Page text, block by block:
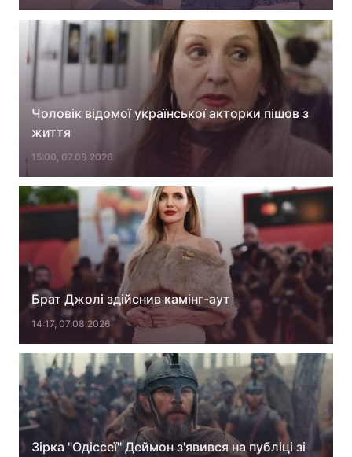
Зброя Інциденти
Здоров'я Туризм
Погода
Екологія Регіони
Відео з Youtube Статті
Думки
Архів Вакансії
Контакти
Послуги
Чоловік відомої української акторки пішов з
життя
15:00, 07.08.2026
Брат Джолі здійснив камінг-аут
14:17, 07.08.2026
Зірка "Одіссеї" Деймон з'явився на публіці зі